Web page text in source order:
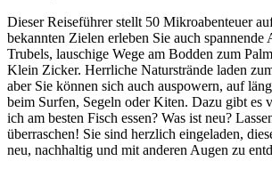
Dieser Reiseführer stellt 50 Mikroabenteuer
bekannten Zielen erleben Sie auch spannende
Trubels, lauschige Wege am Bodden zum
Klein Zicker. Herrliche Naturstrände laden
aber Sie können sich auch auspowern, auf
beim Surfen, Segeln oder Kiten. Dazu gibt es
ich am besten Fisch essen? Was ist neu?
überraschen! Sie sind herzlich eingeladen,
neu, nachhaltig und mit anderen Augen zu